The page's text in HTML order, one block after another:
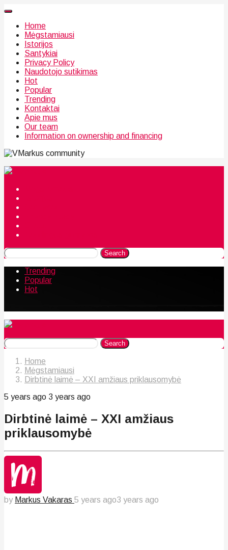
Home
Mėgstamiausi
Istorijos
Santykiai
Privacy Policy
Naudotojo sutikimas
Hot
Popular
Trending
Kontaktai
Apie mus
Our team
Information on ownership and financing
community
Search
Trending
Popular
Hot
Search
Home
Mėgstamiausi
Dirbtinė laimė – XXI amžiaus priklausomybė
5 years ago 3 years ago
Dirbtinė laimė – XXI amžiaus
priklausomybė
by Markus Vakaras 5 years ago3 years ago